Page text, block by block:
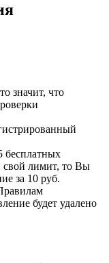
значит, что
бесплатных
свой лимит, то Вы
за 10 руб.
будет удалено